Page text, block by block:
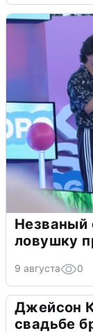
Незваный
ловушку
9 августа 0
Джейсон
свадьбе